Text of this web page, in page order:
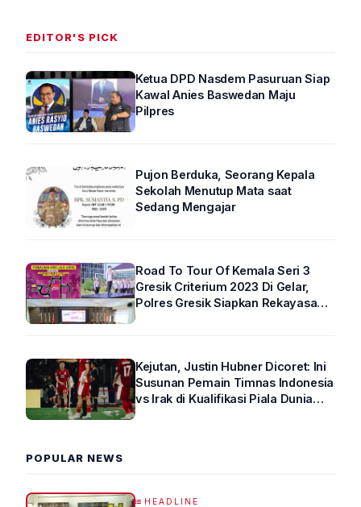
EDITOR'S PICK
Ketua DPD Nasdem Pasuruan Siap
Kawal Anies Baswedan Maju
Pilpres
Pujon Berduka, Seorang Kepala
Sekolah Menutup Mata saat
Sedang Mengajar
Road To Tour Of Kemala Seri 3
Gresik Criterium 2023 Di Gelar,
Polres Gresik Siapkan Rekayasa
Kejutan, Justin Hubner Dicoret: Ini
Susunan Pemain Timnas Indonesia
vs Irak di Kualifikasi Piala Dunia
POPULAR NEWS
HEADLINE